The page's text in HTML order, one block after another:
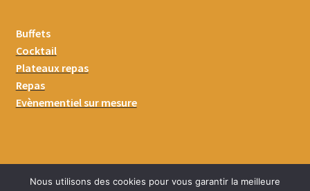
Buffets
Cocktail
Plateaux repas
Repas
Evènementiel sur mesure
Nous utilisons des cookies pour vous garantir la meilleure